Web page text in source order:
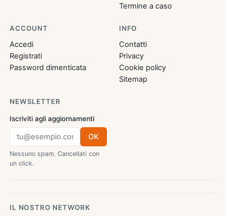
Termine a caso
ACCOUNT
Accedi
Registrati
Password dimenticata
INFO
Contatti
Privacy
Cookie policy
Sitemap
NEWSLETTER
Iscriviti agli aggiornamenti
OK
Nessuno spam. Cancellati con
un click.
IL NOSTRO NETWORK